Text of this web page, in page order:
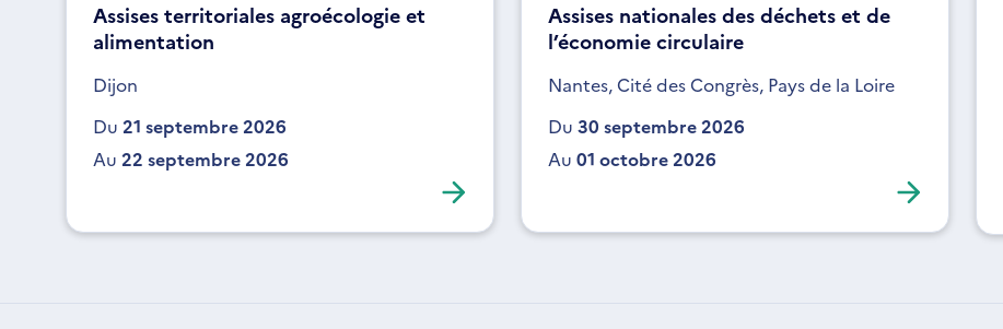
Assises territoriales agroécologie et
alimentation
Dijon
Du 21 septembre 2026
Au 22 septembre 2026
Assises nationales des déchets et de
l’économie circulaire
Nantes, Cité des Congrès, Pays de la Loire
Du 30 septembre 2026
Au 01 octobre 2026